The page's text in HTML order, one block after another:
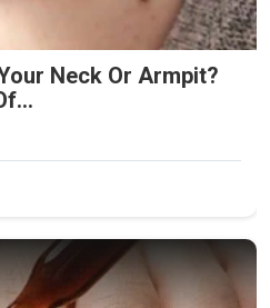
Neck Or Armpit?